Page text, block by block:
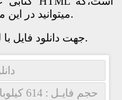
میتوانید در این مطلب این کتاب را به رایگان دریافت کنید.
جهت دانلود فایل با لینک مستقیم بر روی لینک زیر کلیک کنید.
حجم فایـل : 614 کیلوبایت